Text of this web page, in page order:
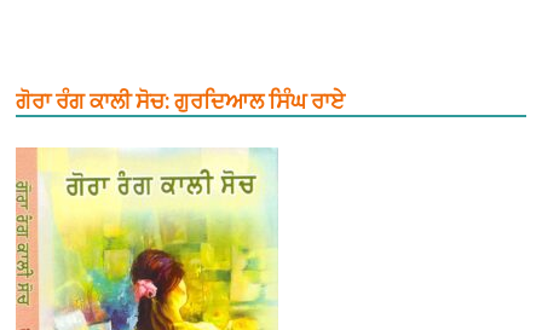
ਗੋਰਾ ਰੰਗ ਕਾਲੀ ਸੋਚ: ਗੁਰਦਿਆਲ ਸਿੰਘ ਰਾਏ